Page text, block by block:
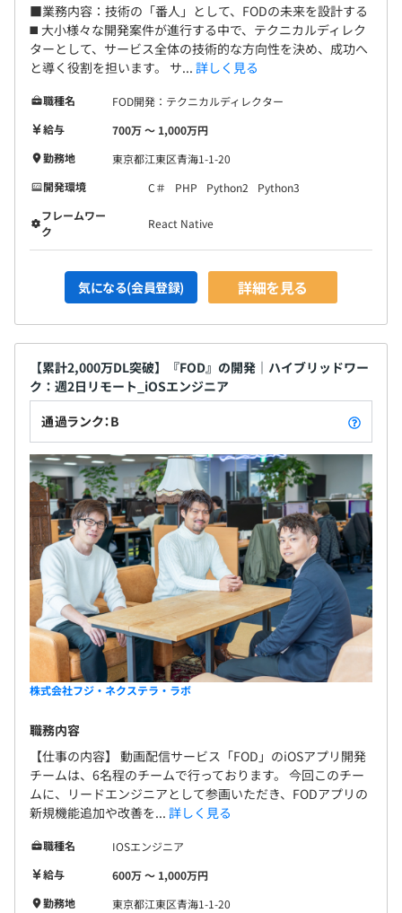
■業務内容：技術の「番人」として、FODの未来を設計する
◼️ 大小様々な開発案件が進行する中で、テクニカルディレク
ターとして、サービス全体の技術的な方向性を決め、成功へ
と導く役割を担います。 サ... 詳しく見る
職種名
FOD開発：テクニカルディレクター
給与
700万 〜 1,000万円
勤務地
東京都江東区青海1-1-20
開発環境
C＃ PHP Python2
Python3
フレームワー
ク
React Native
気になる(会員登録) 詳細を見る
【累計2,000万DL突破】『FOD』の開発｜ハイブリッドワー
ク：週2日リモート_iOSエンジニア
通過ランク：B
株式会社フジ・ネクステラ・ラボ
職務内容
【仕事の内容】 動画配信サービス「FOD」のiOSアプリ開発
チームは、6名程のチームで行っております。 今回このチー
ムに、リードエンジニアとして参画いただき、FODアプリの
新規機能追加や改善を... 詳しく見る
職種名
IOSエンジニア
給与
600万 〜 1,000万円
勤務地
東京都江東区青海1-1-20